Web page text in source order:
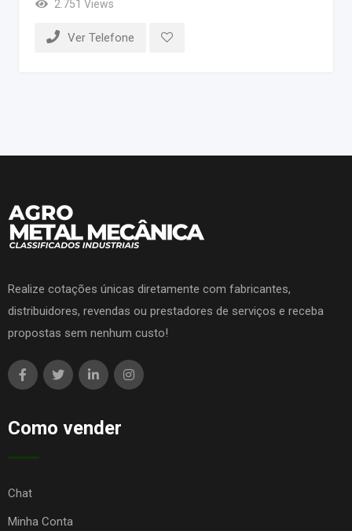
2.751 Views
Ver Telefone
Realize cotações únicas diretamente com fabricantes,
distribuidores, revendas ou prestadores de serviços e receba
propostas sem nenhum custo!
Como vender
Chat
Minha Conta